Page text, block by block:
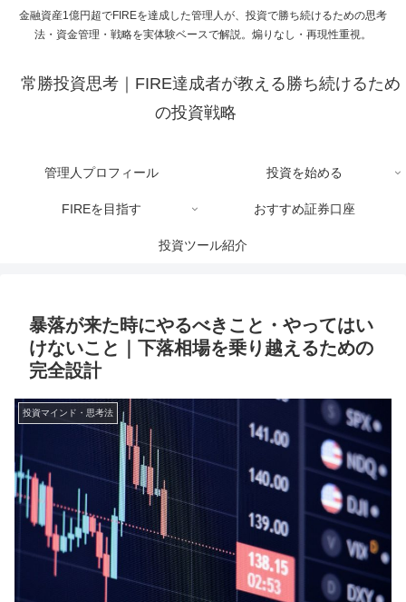
金融資産1億円超でFIREを達成した管理人が、投資で勝ち続けるための思考
法・資金管理・戦略を実体験ベースで解説。煽りなし・再現性重視。
常勝投資思考｜FIRE達成者が教える勝ち続けるため
の投資戦略
管理人プロフィール 投資を始める
FIREを目指す おすすめ証券口座
投資ツール紹介
暴落が来た時にやるべきこと・やってはい
けないこと｜下落相場を乗り越えるための
完全設計
投資マインド・思考法